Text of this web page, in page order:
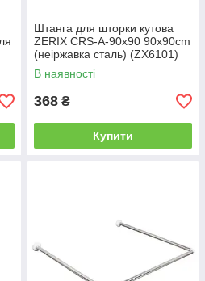
Штанга для шторки кутова
ZERIX CRS-A-90x90 90x90cm
(неіржавка сталь) (ZX6101)
В наявності
368 ₴
Купити